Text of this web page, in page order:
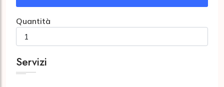
Quantità
Servizi